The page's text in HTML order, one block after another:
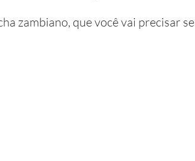
zambiano, que você vai precisar se